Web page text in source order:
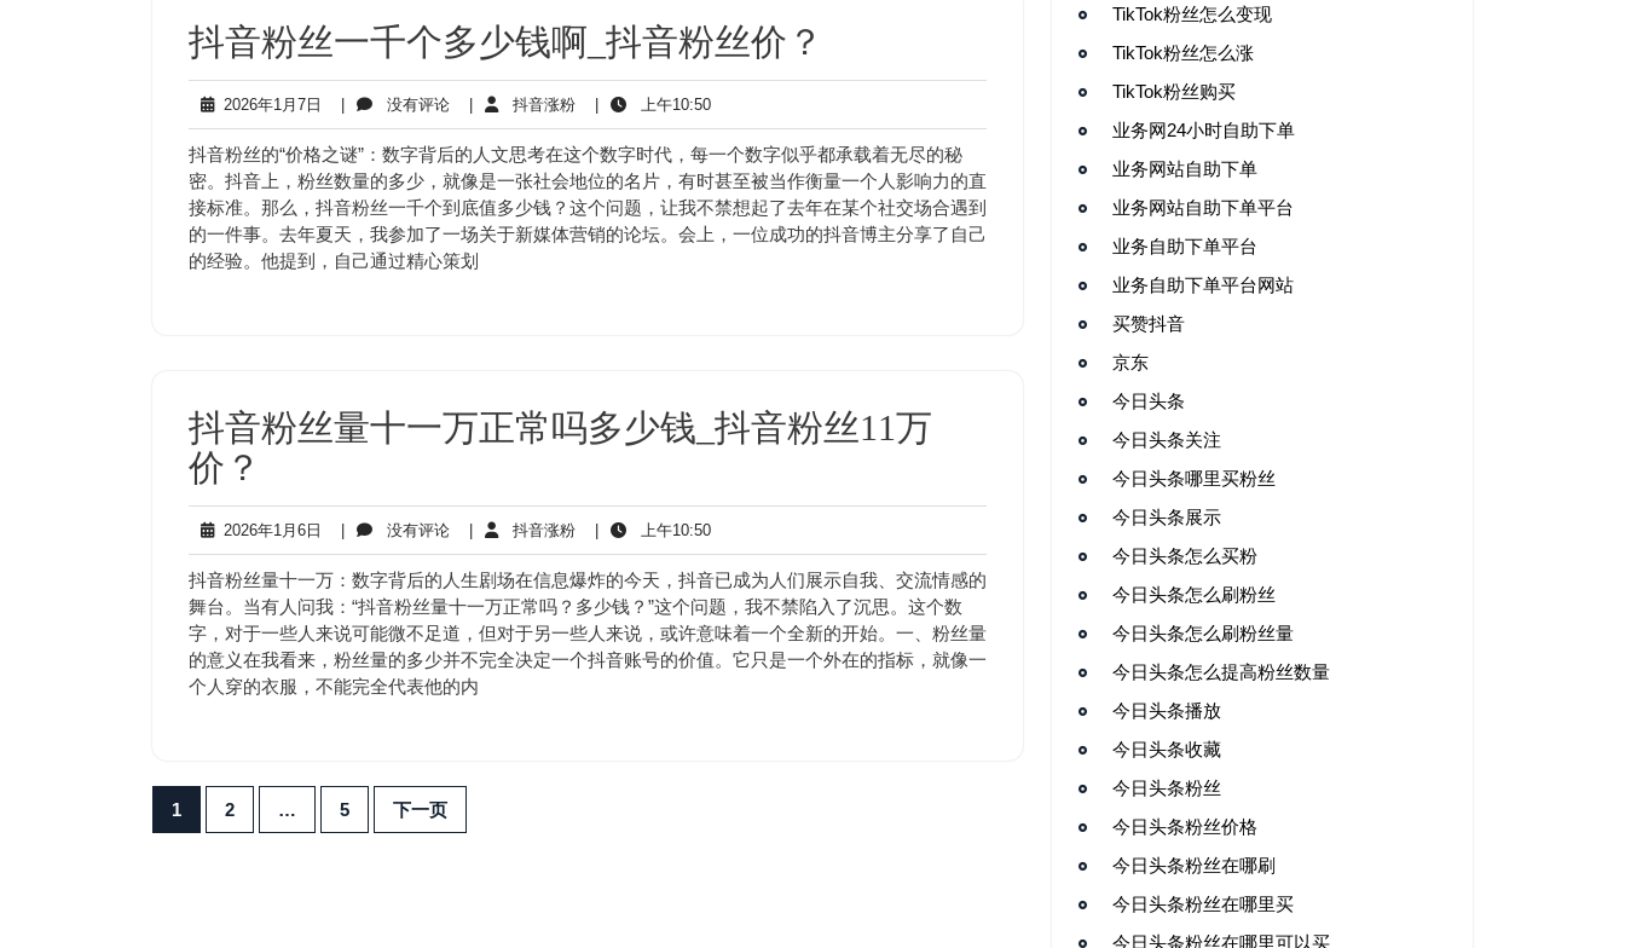
抖音粉丝一千个多少钱啊_抖音粉丝价？
2026年1月7日
2026
年
1
月
7
日
没有评论没
有
评
论
抖音涨粉抖
音
涨
粉
上午10:50上
午
10:50
抖音粉丝的“价格之谜”：数字背后的人文思考在这个数字时代，每一个数字似乎都承载着无尽的秘
密。抖音上，粉丝数量的多少，就像是一张社会地位的名片，有时甚至被当作衡量一个人影响力的直
接标准。那么，抖音粉丝一千个到底值多少钱？这个问题，让我不禁想起了去年在某个社交场合遇到
的一件事。去年夏天，我参加了一场关于新媒体营销的论坛。会上，一位成功的抖音博主分享了自己
的经验。他提到，自己通过精心策划
抖音粉丝量十一万正常吗多少钱_抖音粉丝11万
价？
2026年1月6日
2026
年
1
月
6
日
没有评论没
有
评
论
抖音涨粉抖
音
涨
粉
上午10:50上
午
10:50
抖音粉丝量十一万：数字背后的人生剧场在信息爆炸的今天，抖音已成为人们展示自我、交流情感的
舞台。当有人问我：“抖音粉丝量十一万正常吗？多少钱？”这个问题，我不禁陷入了沉思。这个数
字，对于一些人来说可能微不足道，但对于另一些人来说，或许意味着一个全新的开始。一、粉丝量
的意义在我看来，粉丝量的多少并不完全决定一个抖音账号的价值。它只是一个外在的指标，就像一
个人穿的衣服，不能完全代表他的内
文
1 2 … 5 下一页
TikTok粉丝怎么变现
TikTok粉丝怎么涨
TikTok粉丝购买
业务网24小时自助下单
业务网站自助下单
业务网站自助下单平台
业务自助下单平台
业务自助下单平台网站
买赞抖音
京东
今日头条
今日头条关注
今日头条哪里买粉丝
今日头条展示
今日头条怎么买粉
今日头条怎么刷粉丝
今日头条怎么刷粉丝量
今日头条怎么提高粉丝数量
今日头条播放
今日头条收藏
今日头条粉丝
今日头条粉丝价格
今日头条粉丝在哪刷
今日头条粉丝在哪里买
今日头条粉丝在哪里可以买